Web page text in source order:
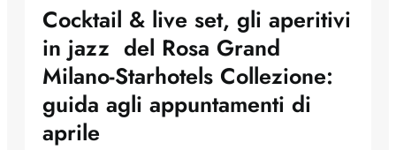
Cocktail & live set, gli aperitivi
in jazz del Rosa Grand
Milano-Starhotels Collezione:
guida agli appuntamenti di
aprile